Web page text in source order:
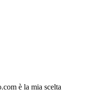
è la mia scelta